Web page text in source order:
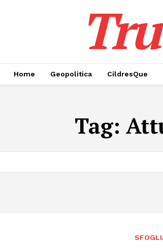
Home Geopolitica CildresQue
Tag: